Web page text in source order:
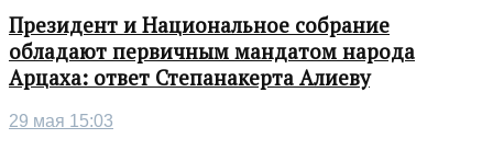
Президент и Национальное собрание
обладают первичным мандатом народа
Арцаха: ответ Степанакерта Алиеву
29 мая 15:03